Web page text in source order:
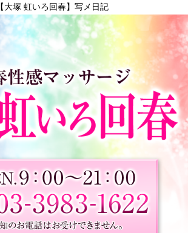
【大塚 虹いろ回春】写メ日記